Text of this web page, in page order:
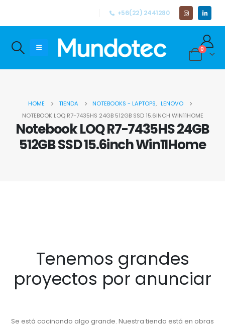
+56(22) 2441280
0
HOME TIENDA NOTEBOOKS - LAPTOPS, LENOVO
NOTEBOOK LOQ R7-7435HS 24GB 512GB SSD 15.6INCH WIN11HOME
Notebook LOQ R7-7435HS 24GB
512GB SSD 15.6inch Win11Home
Tenemos grandes
proyectos por anunciar
Se está cocinando algo grande. Nuestra tienda está en obras